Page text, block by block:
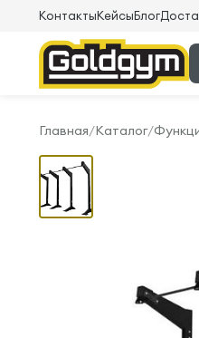
КонтактыКейсыБлог
Главная/Каталог/